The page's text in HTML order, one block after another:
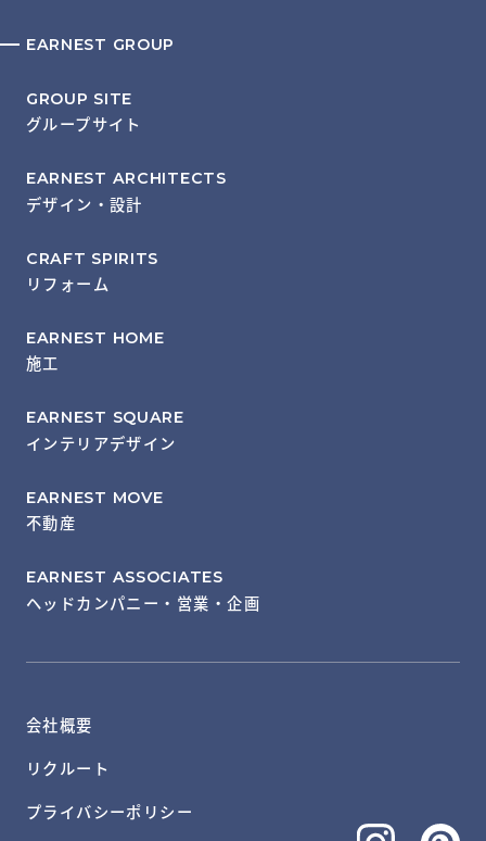
EARNEST GROUP
GROUP SITE
グループサイト
EARNEST ARCHITECTS
デザイン・設計
CRAFT SPIRITS
リフォーム
EARNEST HOME
施工
EARNEST SQUARE
インテリアデザイン
EARNEST MOVE
不動産
EARNEST ASSOCIATES
ヘッドカンパニー・営業・企画
会社概要
リクルート
プライバシーポリシー